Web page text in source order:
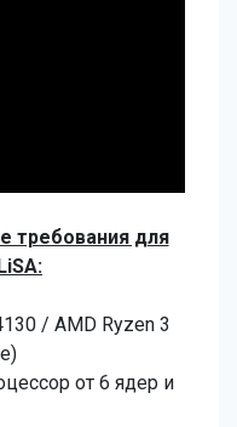
требования для
/ AMD Ryzen 3
от 6 ядер и